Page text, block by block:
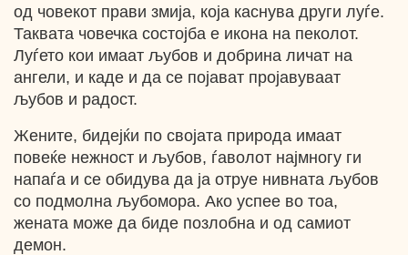
од човекот прави змија, која каснува други луѓе.
Таквата човечка состојба е икона на пеколот.
Луѓето кои имаат љубов и добрина личат на
ангели, и каде и да се појават пројавуваат
љубов и радост.
Жените, бидејќи по својата природа имаат
повеќе нежност и љубов, ѓаволот најмногу ги
напаѓа и се обидува да ја отруе нивната љубов
со подмолна љубомора. Ако успее во тоа,
жената може да биде позлобна и од самиот
демон.